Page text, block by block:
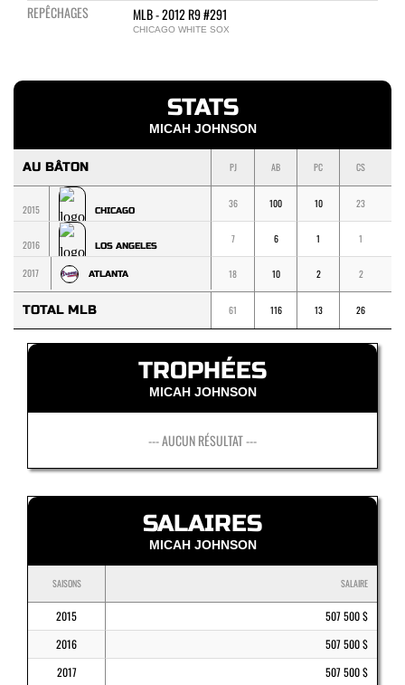
REPÊCHAGES MLB - 2012 R9 #291
CHICAGO WHITE SOX
STATS
MICAH JOHNSON
AU BÂTON PJ AB PC CS
2015 CHICAGO
36 100 10 23
2016 LOS ANGELES
7 6 1 1
2017 ATLANTA 18 10 2 2
TOTAL MLB 61 116 13 26
TROPHÉES
MICAH JOHNSON
--- AUCUN RÉSULTAT ---
SALAIRES
MICAH JOHNSON
SAISONS SALAIRE
2015
507 500 $
2016
507 500 $
2017
507 500 $